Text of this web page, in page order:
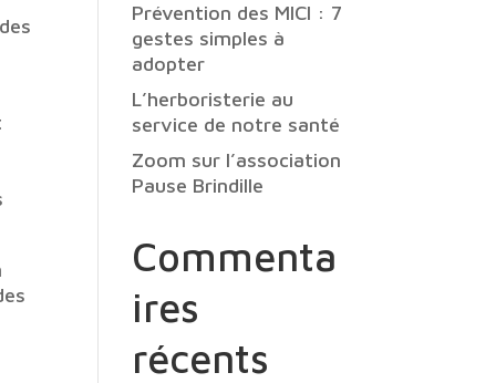
Prévention des MICI : 7
gestes simples à
adopter
L’herboristerie au
service de notre santé
Zoom sur l’association
Pause Brindille
Commenta
ires
récents